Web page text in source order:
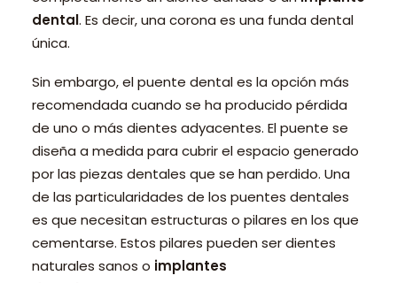
dental. Es decir, una corona es una funda dental
única.
Sin embargo, el puente dental es la opción más
recomendada cuando se ha producido pérdida
de uno o más dientes adyacentes. El puente se
diseña a medida para cubrir el espacio generado
por las piezas dentales que se han perdido. Una
de las particularidades de los puentes dentales
es que necesitan estructuras o pilares en los que
cementarse. Estos pilares pueden ser dientes
naturales sanos o implantes